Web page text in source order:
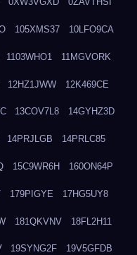
105XMS37 10LFO9CA
1103WHO1 11MGVORK
12HZ1JWW 12K469CE
13COV7L8 14GYHZ3D
14PRJLGB 14PRLC85
15C9WR6H 160ON64P
179PIGYE 17HG5UY8
181QKVNV 18FL2H11
19SYNG2F 19V5GFDB